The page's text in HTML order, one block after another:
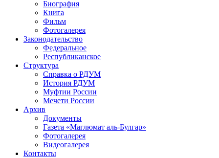
Биография
Книга
Фильм
Фотогалерея
Законодательство
Федеральное
Республиканское
Структура
Справка о РДУМ
История РДУМ
Муфтии России
Мечети России
Архив
Документы
Газета «Маглюмат аль-Булгар»
Фотогалерея
Видеогалерея
Контакты